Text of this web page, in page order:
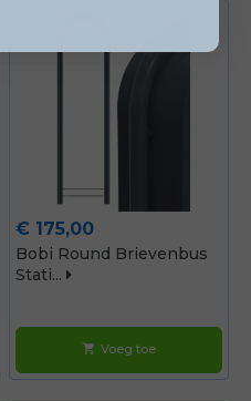
Prijs
€ 175,00
Bobi Round Brievenbus
Stati...
shopping_cart Voeg toe